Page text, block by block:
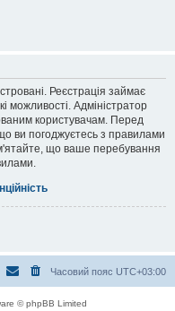
Реєстрація займає
можливості. Адміністратор
користувачам. Перед
ви погоджуєтесь з правилами
що ваше перебування
Часовий пояс UTC+03:00
© phpBB Limited